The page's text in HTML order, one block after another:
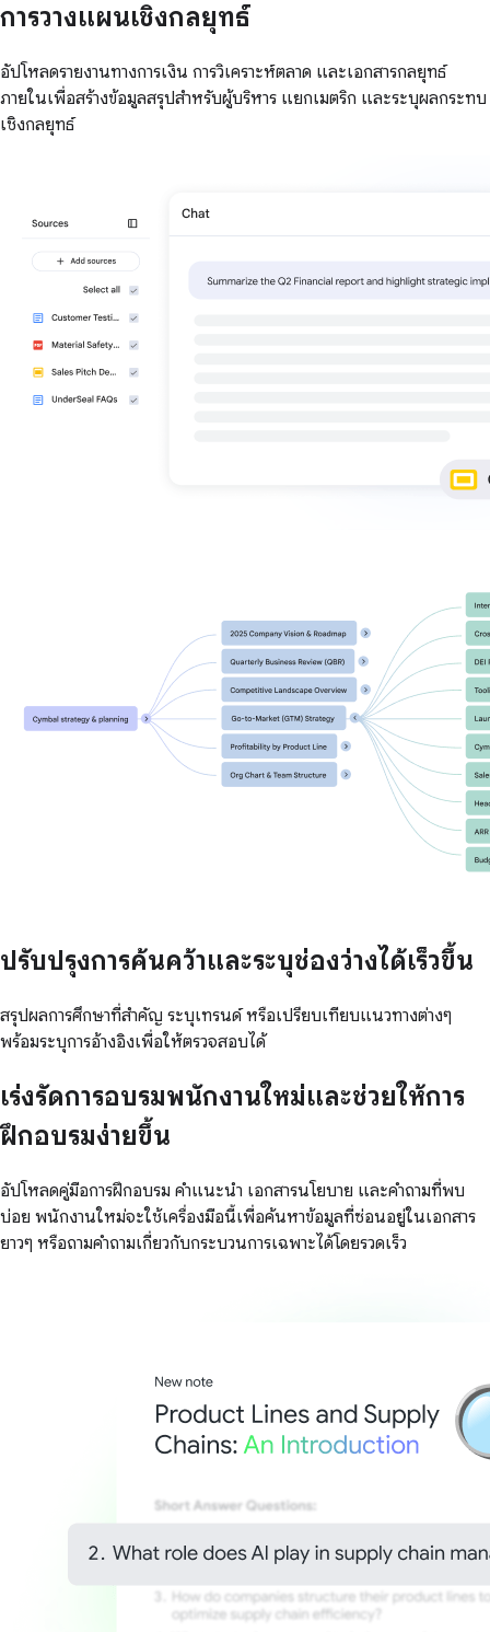
การวางแผนเชิงกลยุทธ์
อัปโหลดรายงานทางการเงิน การวิเคราะห์ตลาด และเอกสารกลยุทธ์
ภายในเพื่อสร้างข้อมูลสรุปสำหรับผู้บริหาร แยกเมตริก และระบุผลกระทบ
เชิงกลยุทธ์
ปรับปรุงการค้นคว้าและระบุช่องว่างได้เร็วขึ้น
สรุปผลการศึกษาที่สำคัญ ระบุเทรนด์ หรือเปรียบเทียบแนวทางต่างๆ
พร้อมระบุการอ้างอิงเพื่อให้ตรวจสอบได้
เร่งรัดการอบรมพนักงานใหม่และช่วยให้การ
ฝึกอบรมง่ายขึ้น
อัปโหลดคู่มือการฝึกอบรม คำแนะนำ เอกสารนโยบาย และคำถามที่พบ
บ่อย พนักงานใหม่จะใช้เครื่องมือนี้เพื่อค้นหาข้อมูลที่ซ่อนอยู่ในเอกสาร
ยาวๆ หรือถามคำถามเกี่ยวกับกระบวนการเฉพาะได้โดยรวดเร็ว